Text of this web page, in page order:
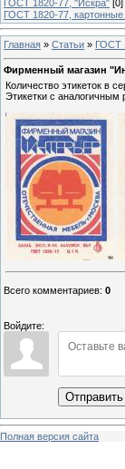
ГОСТ 1820-77, "Искра" [0]
ГОСТ 1820-77, картонные
Главная » Статьи » ГОСТ
Фирменный магазин
Количество этикеток в
Этикетки с аналогичным
Всего комментариев: 0
Войдите:
Отправить
Полная версия сайта